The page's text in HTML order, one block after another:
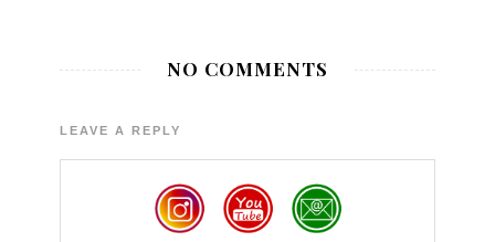
NO COMMENTS
LEAVE A REPLY